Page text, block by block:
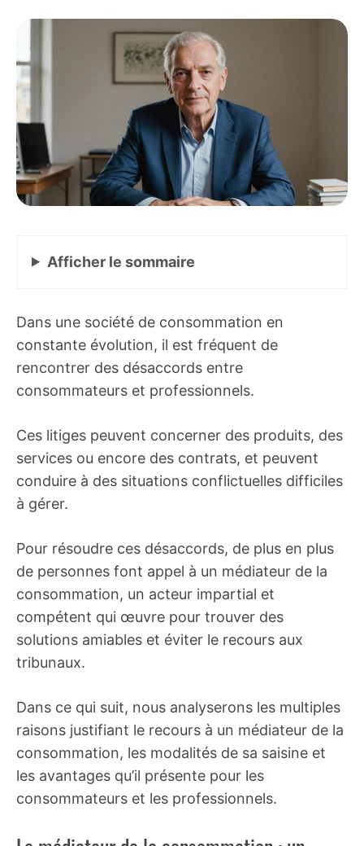
Afficher le sommaire
Dans une société de consommation en
constante évolution, il est fréquent de
rencontrer des désaccords entre
consommateurs et professionnels.
Ces litiges peuvent concerner des produits, des
services ou encore des contrats, et peuvent
conduire à des situations conflictuelles difficiles
à gérer.
Pour résoudre ces désaccords, de plus en plus
de personnes font appel à un médiateur de la
consommation, un acteur impartial et
compétent qui œuvre pour trouver des
solutions amiables et éviter le recours aux
tribunaux.
Dans ce qui suit, nous analyserons les multiples
raisons justifiant le recours à un médiateur de la
consommation, les modalités de sa saisine et
les avantages qu’il présente pour les
consommateurs et les professionnels.